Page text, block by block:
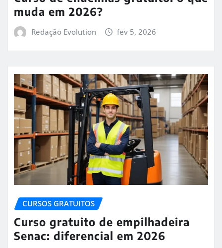
muda em 2026?
Redação Evolution fev 5, 2026
CURSOS GRATUITOS
Curso gratuito de empilhadeira
Senac: diferencial em 2026